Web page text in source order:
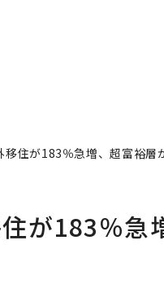
移住が183％急増、超富裕層
が183％急